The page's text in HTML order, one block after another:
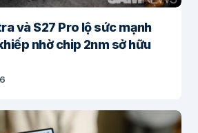
và S27 Pro lộ sức mạnh
nhờ chip 2nm sở hữu